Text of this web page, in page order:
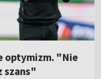
optymizm. "Nie
szans"